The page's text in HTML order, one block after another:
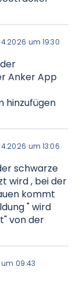
um 19:30
Anker App
hinzufügen
um 13:06
schwarze
wird , bei der
kommt
" wird
von der
09:43